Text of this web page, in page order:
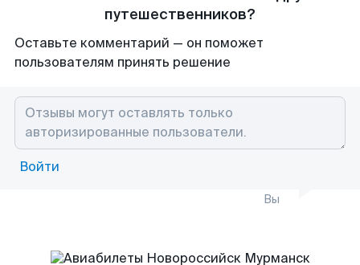
путешественников?
Оставьте комментарий — он поможет
пользователям принять решение
Войти
Вы